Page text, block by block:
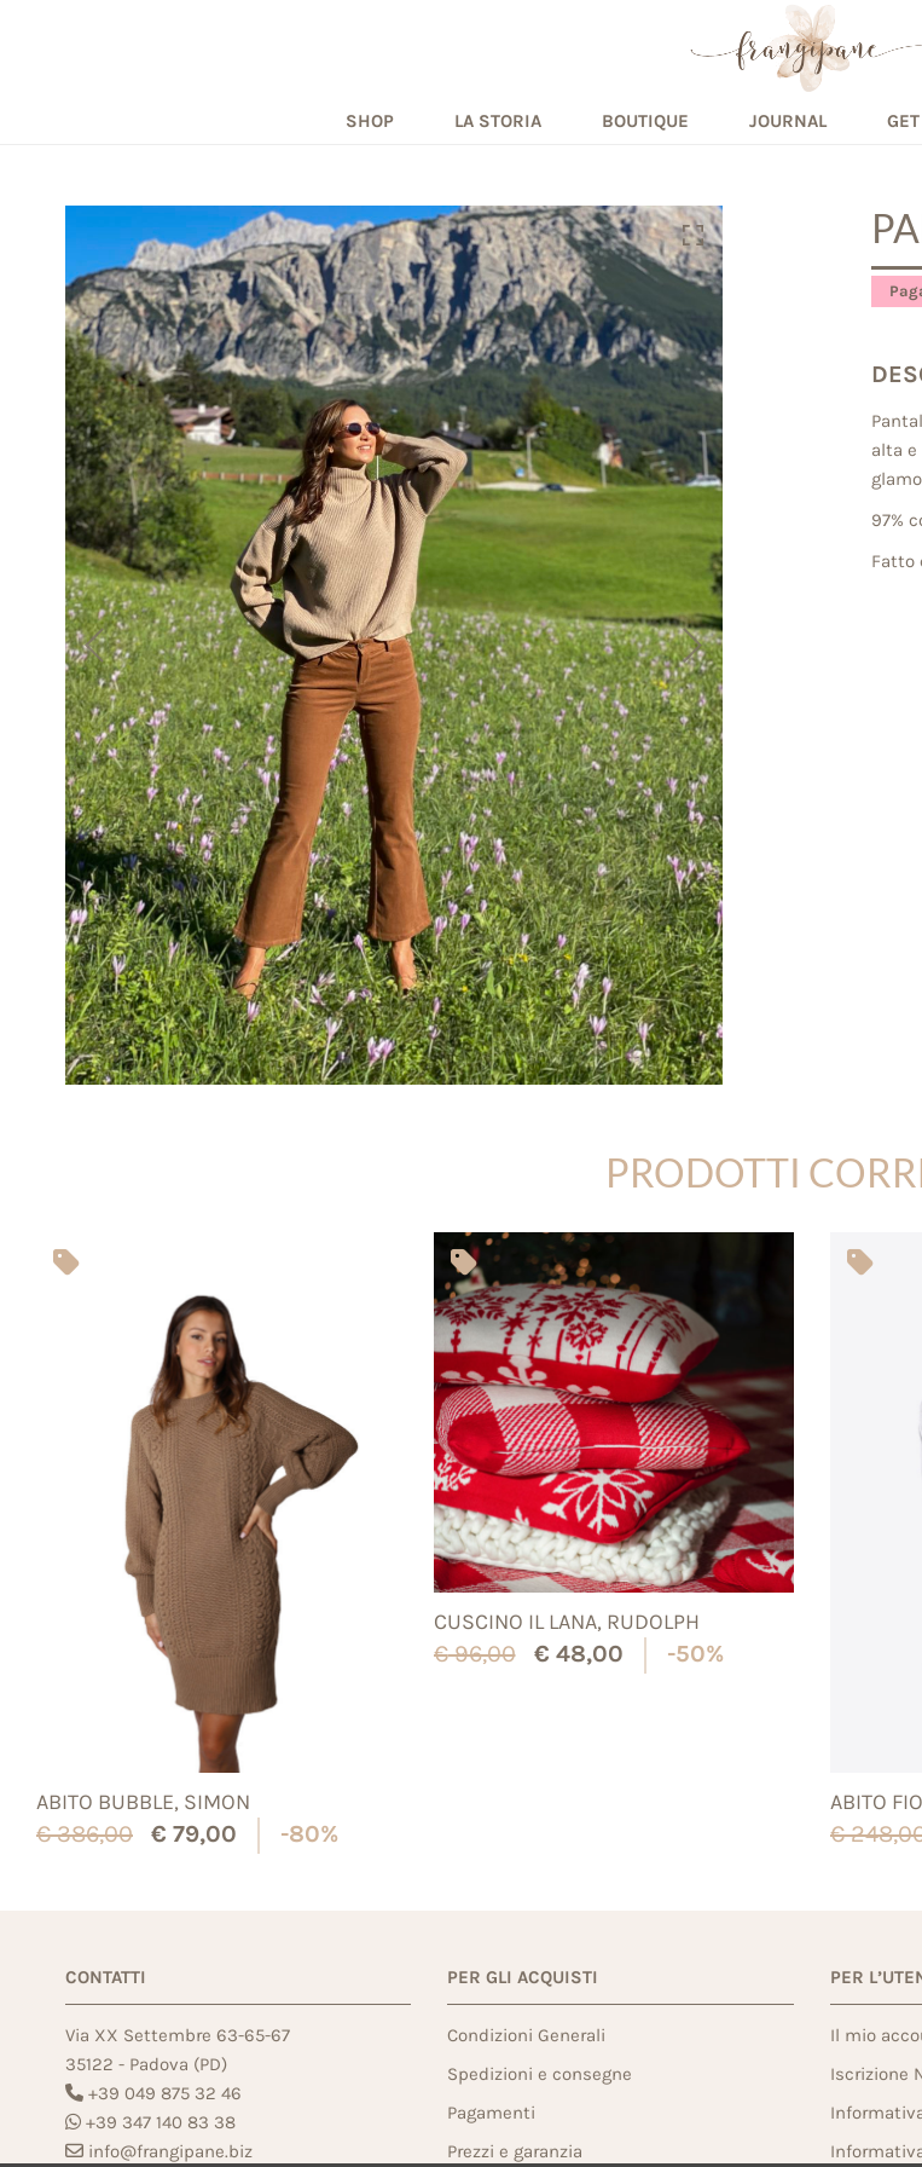
SHOP LA STORIA BOUTIQUE JOURNAL
alta
97%
Fatto
PRODOTTI
ABITO BUBBLE, SIMON
€386,00 € 79,00 -80%
CUSCINO IL LANA, RUDOLPH
€96,00 € 48,00 -50%
ABITO
€
CONTATTI
Via XX Settembre 63-65-67
35122 - Padova (PD)
+39 049 875 32 46
+39 347 140 83 38
info@frangipane.biz
PER GLI ACQUISTI
Condizioni Generali
Spedizioni e consegne
Pagamenti
Prezzi e garanzia
PER
Il mio
Iscrizione